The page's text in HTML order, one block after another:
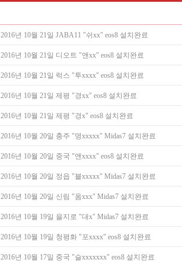
2016년 10월 21일 JABA11 "쉬xx" eos8 설치완료
2016년 10월 21일 디오트 "앤xx" eos8 설치완료
2016년 10월 21일 럭스 "투xxxx" eos8 설치완료
2016년 10월 21일 제평 "경xx" eos8 설치완료
2016년 10월 21일 제평 "경x" eos8 설치완료
2016년 10월 20일 충주 "명xxxxx" Midas7 설치완료
2016년 10월 20일 중국 "앤xxxx" eos8 설치완료
2016년 10월 20일 정읍 "블xxxxx" Midas7 설치완료
2016년 10월 20일 신림 "옴xxx" Midas7 설치완료
2016년 10월 19일 을지로 "대x" Midas7 설치완료
2016년 10월 19일 청평화 "포xxxx" eos8 설치완료
2016년 10월 17일 중국 "슬xxxxxxx" eos8 설치완료